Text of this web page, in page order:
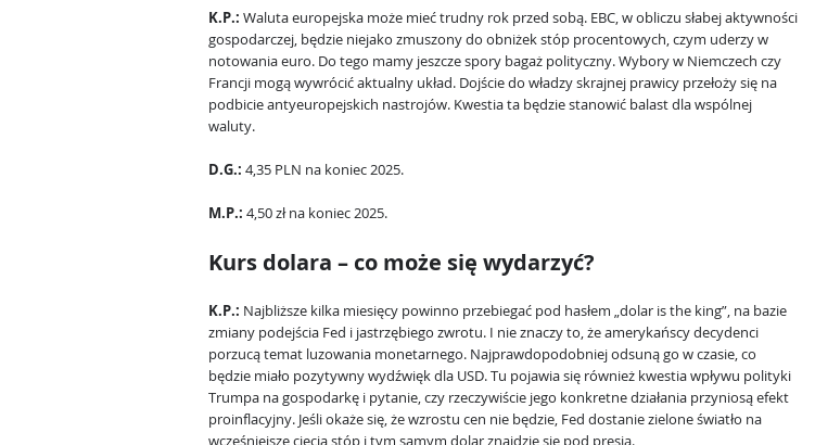
K.P.: Waluta europejska może mieć trudny rok przed sobą. EBC, w obliczu słabej aktywności
gospodarczej, będzie niejako zmuszony do obniżek stóp procentowych, czym uderzy w
notowania euro. Do tego mamy jeszcze spory bagaż polityczny. Wybory w Niemczech czy
Francji mogą wywrócić aktualny układ. Dojście do władzy skrajnej prawicy przełoży się na
podbicie antyeuropejskich nastrojów. Kwestia ta będzie stanowić balast dla wspólnej
waluty.
D.G.: 4,35 PLN na koniec 2025.
M.P.: 4,50 zł na koniec 2025.
Kurs dolara – co może się wydarzyć?
K.P.: Najbliższe kilka miesięcy powinno przebiegać pod hasłem „dolar is the king”, na bazie
zmiany podejścia Fed i jastrzębiego zwrotu. I nie znaczy to, że amerykańscy decydenci
porzucą temat luzowania monetarnego. Najprawdopodobniej odsuną go w czasie, co
będzie miało pozytywny wydźwięk dla USD. Tu pojawia się również kwestia wpływu polityki
Trumpa na gospodarkę i pytanie, czy rzeczywiście jego konkretne działania przyniosą efekt
proinflacyjny. Jeśli okaże się, że wzrostu cen nie będzie, Fed dostanie zielone światło na
wcześniejsze cięcia stóp i tym samym dolar znajdzie się pod presją.